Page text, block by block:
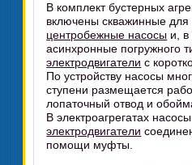
В комплект бустерных
включены скважинные
центробежные насосы и, в
асинхронные погружного
электродвигатели с
По устройству насосы
ступени размещается
лопаточный отвод и
В электроагрегатах
электродвигатели
помощи муфты.